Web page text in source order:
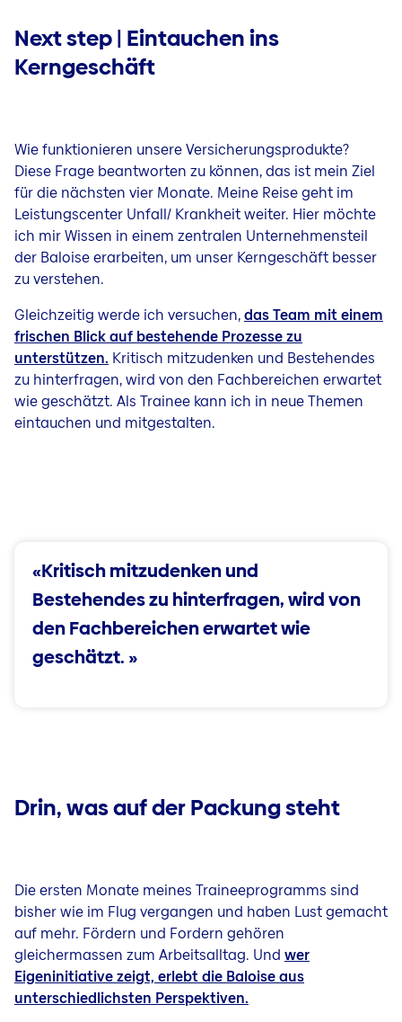
Next step | Eintauchen ins
Kerngeschäft
Wie funktionieren unsere Versicherungsprodukte?
Diese Frage beantworten zu können, das ist mein Ziel
für die nächsten vier Monate. Meine Reise geht im
Leistungscenter Unfall/ Krankheit weiter. Hier möchte
ich mir Wissen in einem zentralen Unternehmensteil
der Baloise erarbeiten, um unser Kerngeschäft besser
zu verstehen.
Gleichzeitig werde ich versuchen,das Team mit einem
frischen Blick auf bestehende Prozesse zu
unterstützen. Kritisch mitzudenken und Bestehendes
zu hinterfragen, wird von den Fachbereichen erwartet
wie geschätzt. Als Trainee kann ich in neue Themen
eintauchen und mitgestalten.
«Kritisch mitzudenken und
Bestehendes zu hinterfragen, wird von
den Fachbereichen erwartet wie
geschätzt. »
Drin, was auf der Packung steht
Die ersten Monate meines Traineeprogramms sind
bisher wie im Flug vergangen und haben Lust gemacht
auf mehr. Fördern und Fordern gehören
gleichermassen zum Arbeitsalltag. Und wer
Eigeninitiative zeigt, erlebt die Baloise aus
unterschiedlichsten Perspektiven.